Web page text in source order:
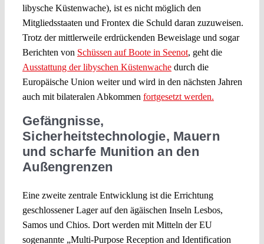
libysche Küstenwache), ist es nicht möglich den
Mitgliedsstaaten und Frontex die Schuld daran zuzuweisen.
Trotz der mittlerweile erdrückenden Beweislage und sogar
Berichten von Schüssen auf Boote in Seenot, geht die
Ausstattung der libyschen Küstenwachedurch die
Europäische Union weiter und wird in den nächsten Jahren
auch mit bilateralen Abkommen fortgesetzt werden.
Gefängnisse,
Sicherheitstechnologie, Mauern
und scharfe Munition an den
Außengrenzen
Eine zweite zentrale Entwicklung ist die Errichtung
geschlossener Lager auf den ägäischen Inseln Lesbos,
Samos und Chios. Dort werden mit Mitteln der EU
sogenannte „Multi-Purpose Reception and Identification